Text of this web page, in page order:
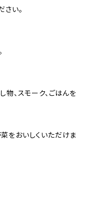
い。
物、スモーク、ごはんを
をおいしくいただけま